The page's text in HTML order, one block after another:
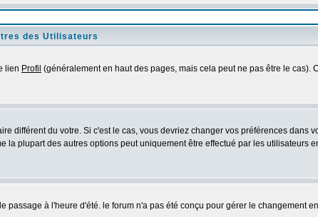
des Utilisateurs
lien Profil (généralement en haut des pages, mais cela peut ne pas être le cas).
différent du votre. Si c'est le cas, vous devriez changer vos préférences dans
plupart des autres options peut uniquement être effectué par les utilisateurs
à l'heure d'été. le forum n'a pas été conçu pour gérer le changement